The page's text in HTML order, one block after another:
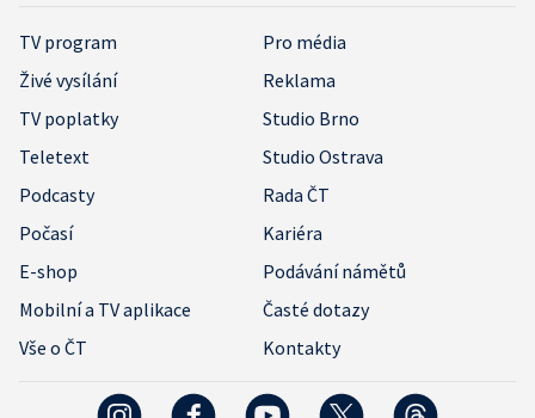
TV program
Pro média
Živé vysílání
Reklama
TV poplatky
Studio Brno
Teletext
Studio Ostrava
Podcasty
Rada ČT
Počasí
Kariéra
E-shop
Podávání námětů
Mobilní a TV aplikace
Časté dotazy
Vše o ČT
Kontakty